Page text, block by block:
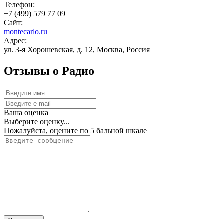
Телефон:
+7 (499) 579 77 09
Сайт:
montecarlo.ru
Адрес:
ул. 3-я Хорошевская, д. 12, Москва, Россия
Отзывы о Радио
Ваша оценка
Выберите оценку...
Пожалуйста, оцените по 5 бальной шкале